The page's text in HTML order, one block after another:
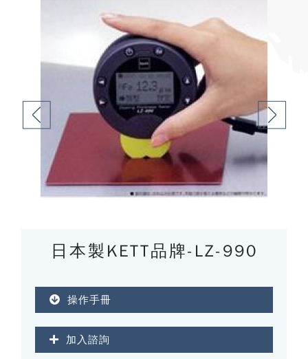
日本製KETT品牌-LZ-990
操作手冊
加入諮詢